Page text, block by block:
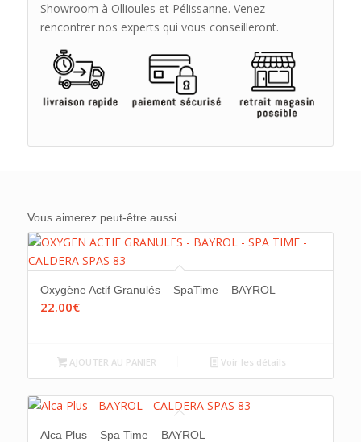
Showroom à Ollioules et Pélissanne. Venez
rencontrer nos experts qui vous conseilleront.
Vous aimerez peut-être aussi…
Oxygène Actif Granulés – SpaTime – BAYROL
22.00€
AJOUTER AU PANIER Voir les détails
Alca Plus – Spa Time – BAYROL